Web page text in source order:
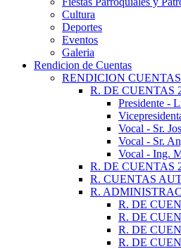
Cultura
Deportes
Eventos
Galeria
Rendicion de Cuentas
RENDICION CUENTAS
R. DE CUENTAS
Presidente -
Vocal - Sr.
Vocal - Sr.
Vocal - Ing.
R. DE CUENTAS
R. CUENTAS
R.
R. DE
R. DE
R. DE
R. DE